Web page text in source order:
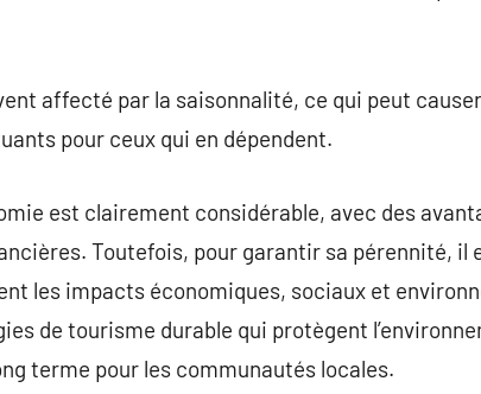
affecté par la saisonnalité, ce qui peut causer
pour ceux qui en dépendent.
est clairement considérable, avec des
Toutefois, pour garantir sa pérennité, il
les impacts économiques, sociaux et
de tourisme durable qui protègent
terme pour les communautés locales.